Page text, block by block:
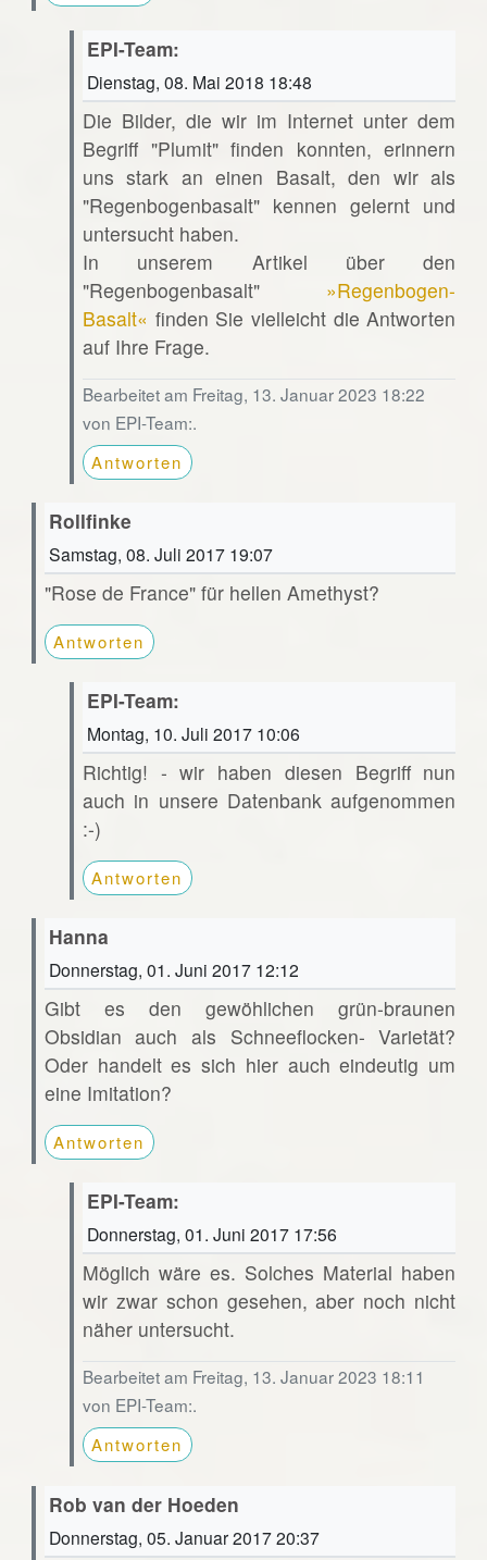
EPI-Team:
Dienstag, 08. Mai 2018 18:48
Die Bilder, die wir im Internet unter dem
Begriff "Plumit" finden konnten, erinnern
uns stark an einen Basalt, den wir als
"Regenbogenbasalt" kennen gelernt und
untersucht haben.
In unserem Artikel über den
"Regenbogenbasalt" »Regenbogen-
Basalt« finden Sie vielleicht die Antworten
auf Ihre Frage.
Bearbeitet am Freitag, 13. Januar 2023 18:22
von EPI-Team:.
Antworten
Rollfinke
Samstag, 08. Juli 2017 19:07
"Rose de France" für hellen Amethyst?
Antworten
EPI-Team:
Montag, 10. Juli 2017 10:06
Richtig! - wir haben diesen Begriff nun
auch in unsere Datenbank aufgenommen
:-)
Antworten
Hanna
Donnerstag, 01. Juni 2017 12:12
Gibt es den gewöhlichen grün-braunen
Obsidian auch als Schneeflocken- Varietät?
Oder handelt es sich hier auch eindeutig um
eine Imitation?
Antworten
EPI-Team:
Donnerstag, 01. Juni 2017 17:56
Möglich wäre es. Solches Material haben
wir zwar schon gesehen, aber noch nicht
näher untersucht.
Bearbeitet am Freitag, 13. Januar 2023 18:11
von EPI-Team:.
Antworten
Rob van der Hoeden
Donnerstag, 05. Januar 2017 20:37